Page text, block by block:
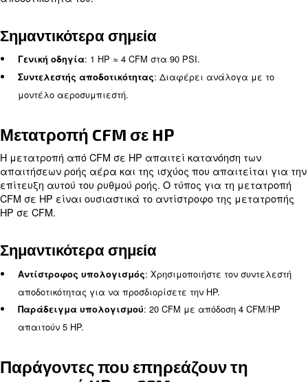
Σημαντικότερα σημεία
Άμεση σύνδεση : Υψηλότερη HP σημαίνει συνήθως
CFM.
αεροσυμπιεστή και συνθήκες λειτουργίας.
Μάθετε περισσότερα από τους ειδικούς μας!
Μετατροπή HP σε CFM
Η μετατροπή HP σε CFM περιλαμβάνει την
Παρόλο που δεν υπάρχει τύπος γενικής χρήσης,